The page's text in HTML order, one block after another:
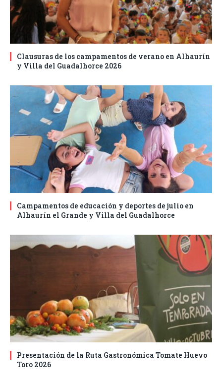
Clausuras de los campamentos de verano en Alhaurín
y Villa del Guadalhorce 2026
Campamentos de educación y deportes de julio en
Alhaurín el Grande y Villa del Guadalhorce
Presentación de la Ruta Gastronómica Tomate Huevo
Toro 2026